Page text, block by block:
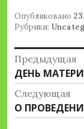
Опубликовано
Рубрики:
по
Предыдущая
Предыдущая
запись:
ДЕНЬ
Следующая
Следующая
запись:
О